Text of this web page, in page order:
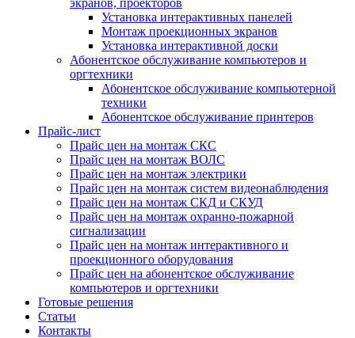
экранов, проекторов
Установка интерактивных панелей
Монтаж проекционных экранов
Установка интерактивной доски
Абонентское обслуживание компьютеров и
оргтехники
Абонентское обслуживание компьютерной
техники
Абонентское обслуживание принтеров
Прайс-лист
Прайс цен на монтаж СКС
Прайс цен на монтаж ВОЛС
Прайс цен на монтаж электрики
Прайс цен на монтаж систем видеонаблюдения
Прайс цен на монтаж СКД и СКУД
Прайс цен на монтаж охранно-пожарной
сигнализации
Прайс цен на монтаж интерактивного и
проекционного оборудования
Прайс цен на абонентское обслуживание
компьютеров и оргтехники
Готовые решения
Статьи
Контакты